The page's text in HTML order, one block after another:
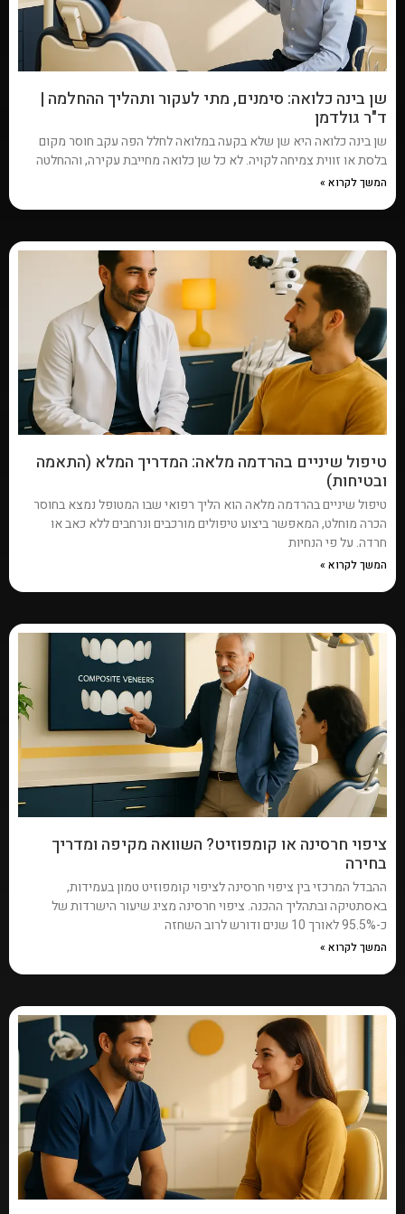
שן בינה כלואה: סימנים, מתי לעקור ותהליך ההחלמה |
ד"ר גולדמן
שן בינה כלואה היא שן שלא בקעה במלואה לחלל הפה עקב חוסר מקום
בלסת או זווית צמיחה לקויה. לא כל שן כלואה מחייבת עקירה, וההחלטה
המשך לקרוא »
טיפול שיניים בהרדמה מלאה: המדריך המלא (התאמה
ובטיחות)
טיפול שיניים בהרדמה מלאה הוא הליך רפואי שבו המטופל נמצא בחוסר
הכרה מוחלט, המאפשר ביצוע טיפולים מורכבים ונרחבים ללא כאב או
חרדה. על פי הנחיות
המשך לקרוא »
ציפוי חרסינה או קומפוזיט? השוואה מקיפה ומדריך
בחירה
ההבדל המרכזי בין ציפוי חרסינה לציפוי קומפוזיט טמון בעמידות,
באסתטיקה ובתהליך ההכנה. ציפוי חרסינה מציג שיעור הישרדות של
כ-95.5% לאורך 10 שנים ודורש לרוב השחזה
המשך לקרוא »